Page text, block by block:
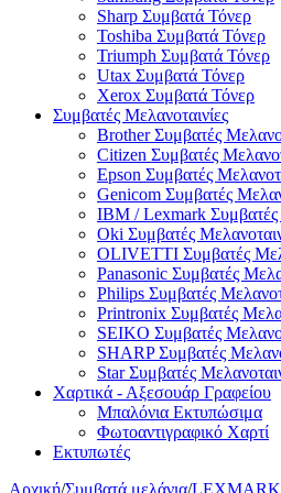
Sharp Συμβατά Τόνερ
Toshiba Συμβατά Τόνερ
Triumph Συμβατά Τόνερ
Utax Συμβατά Τόνερ
Xerox Συμβατά Τόνερ
Συμβατές Μελανοταινίες
Brother Συμβατές
Citizen Συμβατές
Epson Συμβατές
Genicom Συμβατές
IBM / Lexmark Συμβατές
Oki Συμβατές
OLIVETTI Συμβατές
Panasonic Συμβατές
Philips Συμβατές
Printronix Συμβατές
SEIKO Συμβατές
SHARP Συμβατές
Star Συμβατές
Χαρτικά - Αξεσουάρ Γραφείου
Μπαλόνια Εκτυπώσιμα
Φωτοαντιγραφικό Χαρτί
Εκτυπωτές
Αρχική/Συμβατά μελάνια/LEXMARK